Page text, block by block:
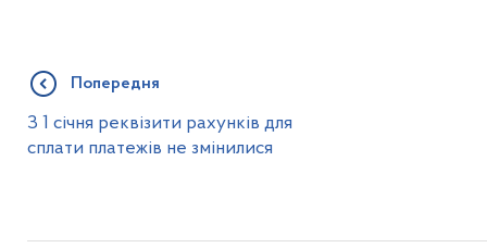
Попередня
З 1 січня реквізити рахунків для
сплати платежів не змінилися